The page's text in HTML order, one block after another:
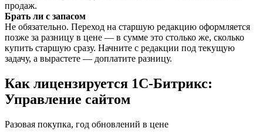
продаж.
Брать ли с запасом
Не обязательно. Переход на старшую редакцию оформляется
позже за разницу в цене — в сумме это столько же, сколько
купить старшую сразу. Начните с редакции под текущую
задачу, а вырастете — доплатите разницу.
Как лицензируется 1С-Битрикс:
Управление сайтом
Разовая покупка, год обновлений в цене